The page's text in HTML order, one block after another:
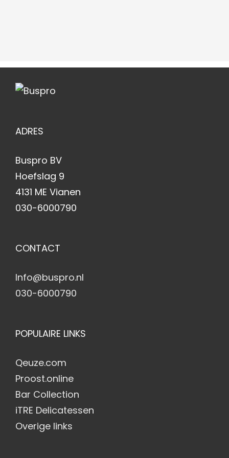
ADRES
Buspro BV
Hoefslag 9
4131 ME Vianen
030-6000790
CONTACT
Info@buspro.nl
030-6000790
POPULAIRE LINKS
Qeuze.com
Proost.online
Bar Collection
iTRE Delicatessen
Overige links